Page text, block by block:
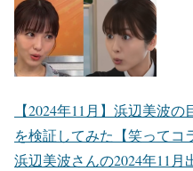
【2024年11月】浜辺美波
を検証してみた【笑ってコ
浜辺美波さんの2024年11